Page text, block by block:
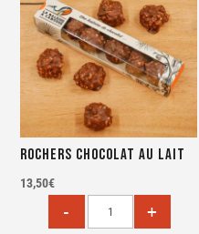
Rochers chocolat au lait
13,50€